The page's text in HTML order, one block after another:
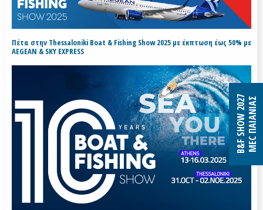
Πέτα στην Thessaloniki Boat & Fishing Show 2025 με έκπτωση έως 50% με
AEGEAN & SKY EXPRESS
B&F SHOW 2027MEC ΠΑΙΑΝΙΑΣ